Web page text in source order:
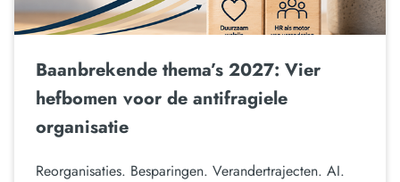
Baanbrekende thema’s 2027: Vier
hefbomen voor de antifragiele
organisatie
Reorganisaties. Besparingen. Verandertrajecten. AI.